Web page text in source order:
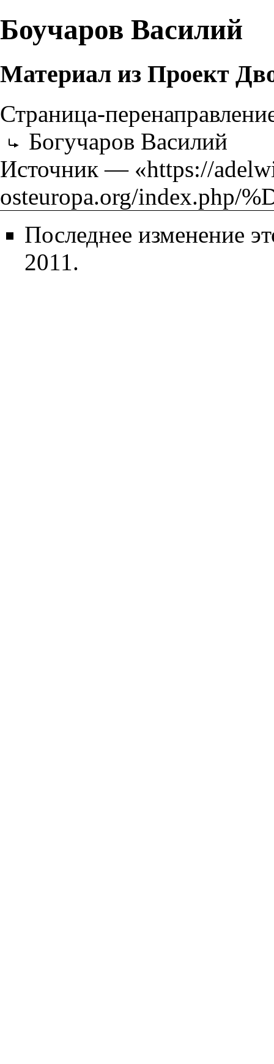
Боучаров Василий
Материал из Проект
Страница-
Богучаров Василий
Источник — «https://
osteuropa.org/index.php/
Последнее изменение
2011.